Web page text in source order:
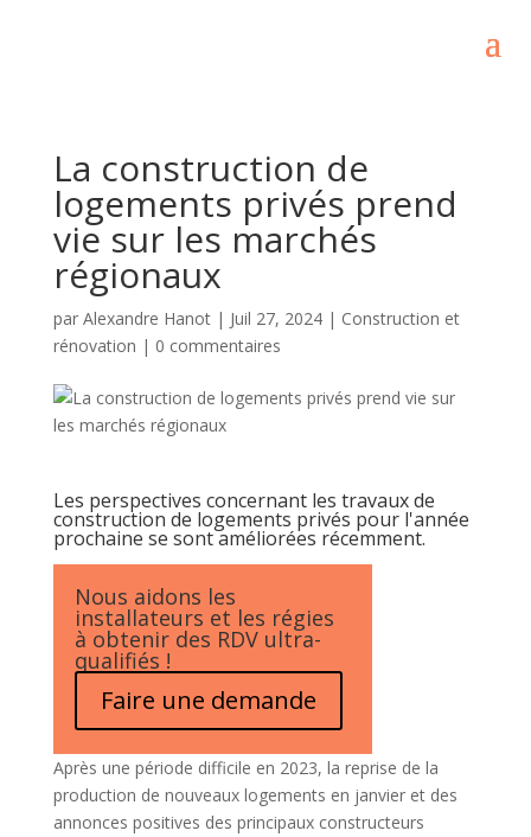
La construction de
logements privés prend
vie sur les marchés
régionaux
par Alexandre Hanot| Juil 27, 2024| Construction et
rénovation | 0 commentaires
Les perspectives concernant les travaux de
construction de logements privés pour l'année
prochaine se sont améliorées récemment.
Nous aidons les
installateurs et les régies
à obtenir des RDV ultra-
qualifiés !
Faire une demande
Après une période difficile en 2023, la reprise de la
production de nouveaux logements en janvier et des
annonces positives des principaux constructeurs